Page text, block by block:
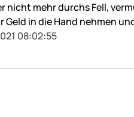
nicht mehr durchs Fell,
in die Hand nehmen
08:02:55